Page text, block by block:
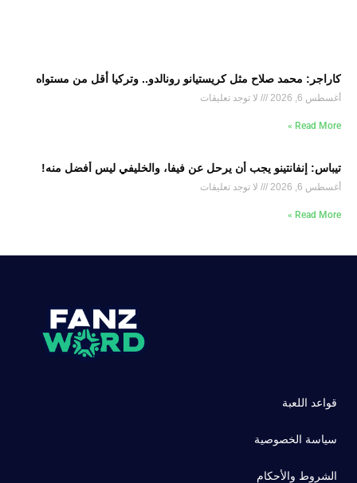
كاراجر: محمد صلاح مثل كريستيانو رونالدو.. وتركيا أقل من مستواه
أغسطس 6, 2026 لا توجد تعليقات
Read More »
تيباس: إنفانتينو يجب أن يرحل عن فيفا، والخليفي ليس أفضل منه!
أغسطس 6, 2026 لا توجد تعليقات
Read More »
قواعد اللعبة
سياسة الخصوصية
الشروط والأحكام